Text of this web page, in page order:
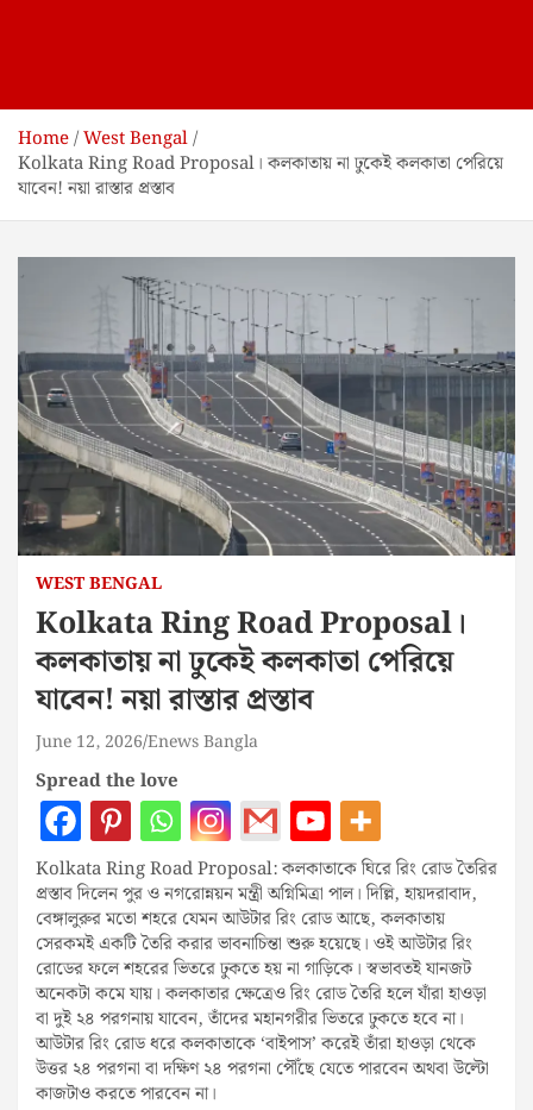
Home West Bengal
Kolkata Ring Road Proposal। কলকাতায় না ঢুকেই কলকাতা পেরিয়ে
যাবেন! নয়া রাস্তার প্রস্তাব
WEST BENGAL
Kolkata Ring Road Proposal।
কলকাতায় না ঢুকেই কলকাতা পেরিয়ে
যাবেন! নয়া রাস্তার প্রস্তাব
June 12, 2026 Enews Bangla
Spread the love
Kolkata Ring Road Proposal: কলকাতাকে ঘিরে রিং রোড তৈরির
প্রস্তাব দিলেন পুর ও নগরোন্নয়ন মন্ত্রী অগ্নিমিত্রা পাল। দিল্লি, হায়দরাবাদ,
বেঙ্গালুরুর মতো শহরে যেমন আউটার রিং রোড আছে, কলকাতায়
সেরকমই একটি তৈরি করার ভাবনাচিন্তা শুরু হয়েছে। ওই আউটার রিং
রোডের ফলে শহরের ভিতরে ঢুকতে হয় না গাড়িকে। স্বভাবতই যানজট
অনেকটা কমে যায়। কলকাতার ক্ষেত্রেও রিং রোড তৈরি হলে যাঁরা হাওড়া
বা দুই ২৪ পরগনায় যাবেন, তাঁদের মহানগরীর ভিতরে ঢুকতে হবে না।
আউটার রিং রোড ধরে কলকাতাকে ‘বাইপাস’ করেই তাঁরা হাওড়া থেকে
উত্তর ২৪ পরগনা বা দক্ষিণ ২৪ পরগনা পৌঁছে যেতে পারবেন অথবা উল্টো
কাজটাও করতে পারবেন না।